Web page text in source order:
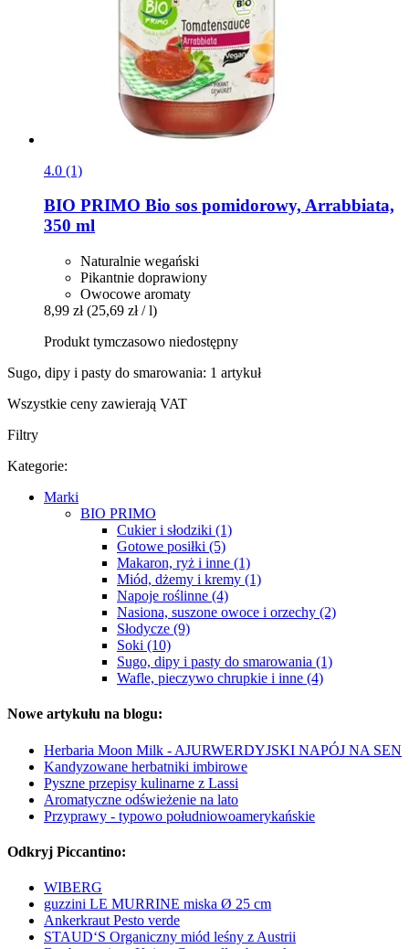
4.0 (1)
BIO PRIMO Bio sos pomidorowy, Arrabbiata,
350 ml
Naturalnie wegański
Pikantnie doprawiony
Owocowe aromaty
8,99 zł (25,69 zł / l)
Produkt tymczasowo niedostępny
Sugo, dipy i pasty do smarowania: 1 artykuł
Wszystkie ceny zawierają VAT
Filtry
Kategorie:
Marki
BIO PRIMO
Cukier i słodziki (1)
Gotowe posiłki (5)
Makaron, ryż i inne (1)
Miód, dżemy i kremy (1)
Napoje roślinne (4)
Nasiona, suszone owoce i orzechy (2)
Słodycze (9)
Soki (10)
Sugo, dipy i pasty do smarowania (1)
Wafle, pieczywo chrupkie i inne (4)
Nowe artykułu na blogu:
Herbaria Moon Milk - AJURWERDYJSKI NAPÓJ NA SEN
Kandyzowane herbatniki imbirowe
Pyszne przepisy kulinarne z Lassi
Aromatyczne odświeżenie na lato
Przyprawy - typowo południowoamerykańskie
Odkryj Piccantino:
WIBERG
guzzini LE MURRINE miska Ø 25 cm
Ankerkraut Pesto verde
STAUD‘S Organiczny miód leśny z Austrii